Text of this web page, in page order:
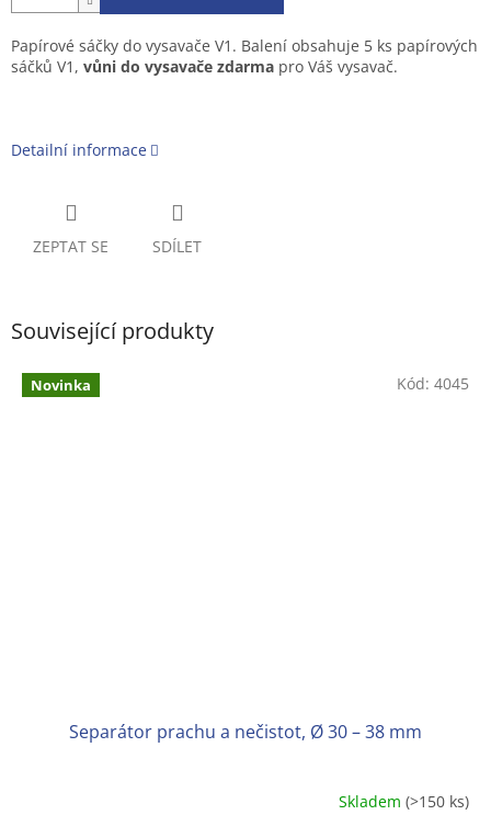
Papírové sáčky do vysavače V1. Balení obsahuje 5 ks papírových
sáčků V1, vůni do vysavače zdarma pro Váš vysavač.
Detailní informace
ZEPTAT SE SDÍLET
Související produkty
Novinka
Separátor prachu a nečistot, Ø 30 – 38 mm
Skladem(>150 ks)
Kód: 4045